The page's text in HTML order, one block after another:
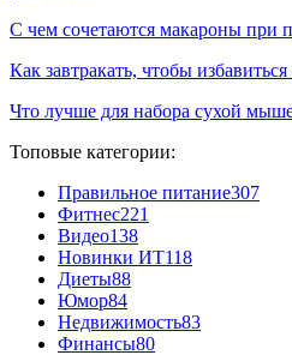
С чем сочетаются макароны при
Как завтракать, чтобы
Что лучше для набора сухой
Топовые категории:
Правильное питание307
Фитнес221
Видео138
Новинки ИТ118
Диеты88
Юмор84
Недвижимость83
Финансы80